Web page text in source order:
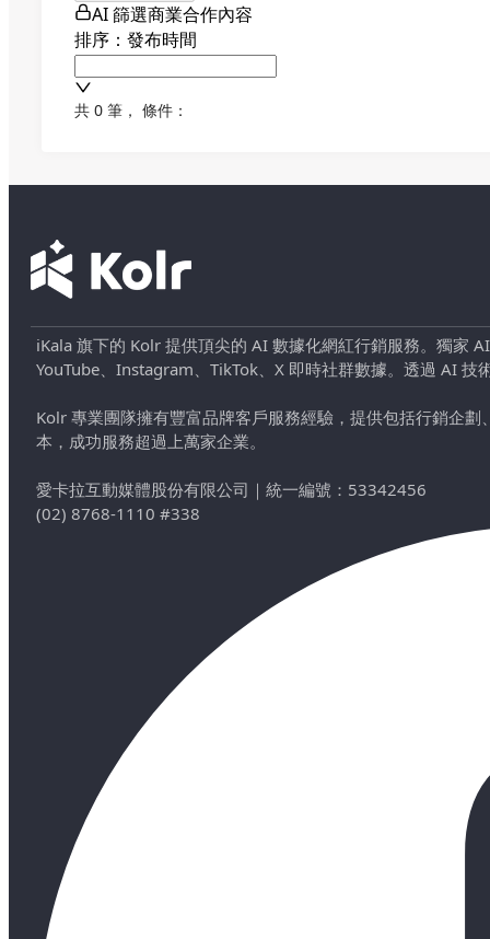
AI 篩選商業合作內容
排序：發布時間
共 0 筆 ， 條件：
iKala 旗下的 Kolr 提供頂尖的 AI 數據化網紅行銷服務。獨家
YouTube、Instagram、TikTok、X 即時社群數據。透過 AI
Kolr 專業團隊擁有豐富品牌客戶服務經驗，提供包括行銷企
本，成功服務超過上萬家企業。
愛卡拉互動媒體股份有限公司 ｜ 統一編號：53342456
(02) 8768-1110 #338